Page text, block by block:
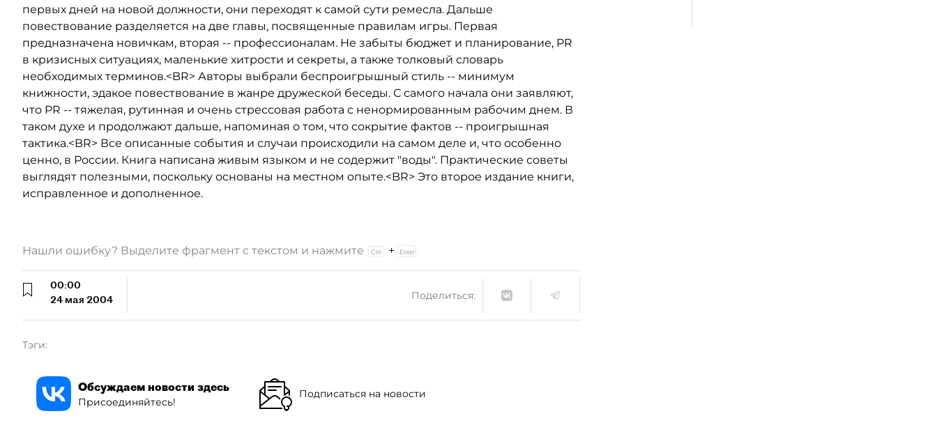
первых дней на новой должности, они переходят к самой сути ремесла. Дальше
повествование разделяется на две главы, посвященные правилам игры. Первая
предназначена новичкам, вторая -- профессионалам. Не забыты бюджет и планирование, PR
в кризисных ситуациях, маленькие хитрости и секреты, а также толковый словарь
необходимых терминов.<BR> Авторы выбрали беспроигрышный стиль -- минимум
книжности, эдакое повествование в жанре дружеской беседы. С самого начала они заявляют,
что PR -- тяжелая, рутинная и очень стрессовая работа с ненормированным рабочим днем. В
таком духе и продолжают дальше, напоминая о том, что сокрытие фактов -- проигрышная
тактика.<BR> Все описанные события и случаи происходили на самом деле и, что особенно
ценно, в России. Книга написана живым языком и не содержит "воды". Практические советы
выглядят полезными, поскольку основаны на местном опыте.<BR> Это второе издание книги,
исправленное и дополненное.
Нашли ошибку? Выделите фрагмент с текстом и нажмите +
00:00
24 мая 2004
Поделиться:
Тэги:
Обсуждаем новости здесь
Присоединяйтесь!
Подписаться на новости